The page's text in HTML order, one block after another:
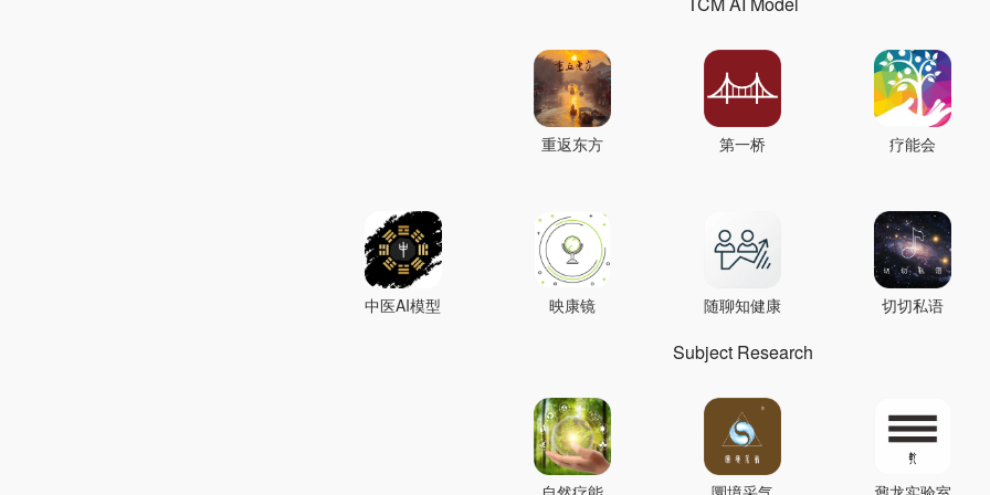
重返东方 第一桥 疗能会
中医AI模型 映康镜 随聊知健康 切切私语
Subject Research